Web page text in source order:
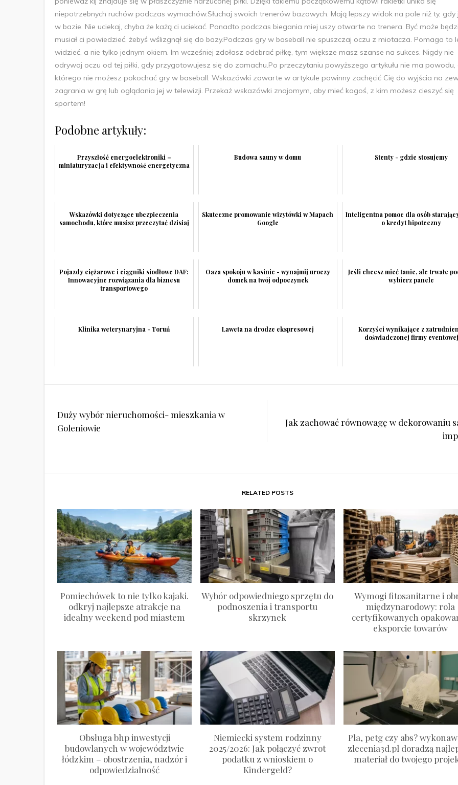
niepotrzebnych ruchów podczas wymachów.Słuchaj swoich trenerów bazowych. Mają lepszy widok na pole niż ty, gdy
w bazie. Nie uciekaj, chyba że każą ci uciekać. Ponadto podczas biegania miej uszy otwarte na trenera. Być może
musiał ci powiedzieć, żebyś wślizgnął się do bazy.Podczas gry w baseball nie spuszczaj oczu z miotacza. Pomaga to
widzieć, a nie tylko jednym okiem. Im wcześniej zdołasz odebrać piłkę, tym większe masz szanse na sukces. Nigdy nie
odrywaj oczu od tej piłki, gdy przygotowujesz się do zamachu.Po przeczytaniu powyższego artykułu nie ma powodu,
którego nie możesz pokochać gry w baseball. Wskazówki zawarte w artykule powinny zachęcić Cię do wyjścia na
zagrania w grę lub oglądania jej w telewizji. Przekaż wskazówki znajomym, aby mieć kogoś, z kim możesz cieszyć się
sportem!
Podobne artykuły:
Przyszłość energoelektroniki –
miniaturyzacja i efektywność energetyczna
Budowa sauny w domu Stenty - gdzie stosujemy
Wskazówki dotyczące ubezpieczenia
samochodu, które musisz przeczytać dzisiaj
Skuteczne promowanie wizytówki w Mapach
Google
Inteligentna pomoc dla osób
o kredyt hipoteczny
Pojazdy ciężarowe i ciągniki siodłowe DAF:
Innowacyjne rozwiązania dla biznesu
transportowego
Oaza spokoju w kasinie - wynajmij uroczy
domek na twój odpoczynek
Jeśli chcesz mieć tanie, ale trwałe
wybierz panele
Klinika weterynaryjna - Toruń Laweta na drodze ekspresowej
Korzyści wynikające z
doświadczonej firmy eventowej
Nawigacja
wpisu
Duży wybór nieruchomości- mieszkania w
Goleniowie
Jak zachować równowagę w dekorowaniu
RELATED POSTS
Pomiechówek to nie tylko kajaki.
odkryj najlepsze atrakcje na
idealny weekend pod miastem
Wybór odpowiedniego sprzętu do
podnoszenia i transportu
skrzynek
Wymogi fitosanitarne i
międzynarodowy: rola
certyfikowanych
eksporcie towarów
Obsługa bhp inwestycji
budowlanych w województwie
łódzkim – obostrzenia, nadzór i
odpowiedzialność
Niemiecki system rodzinny
2025/2026: Jak połączyć zwrot
podatku z wnioskiem o
Kindergeld?
Pla, petg czy abs?
zlecenia3d.pl doradzą
materiał do twojego